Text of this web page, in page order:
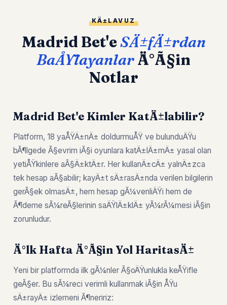
KÄ±LAVUZ
Madrid Bet'eSÄ±fÄ±rdan
BaÅŸlayanlarÄ°Ã§in
Notlar
Madrid Bet'e Kimler KatÄ±labilir?
Platform, 18 yaÅŸÄ±nÄ± doldurmuÅŸ ve bulunduÄŸu
bÃ¶lgede Ã§evrim iÃ§i oyunlara katÄ±lÄ±mÄ± yasal olan
yetiÅŸkinlere aÃ§Ä±ktÄ±r. Her kullanÄ±cÄ± yalnÄ±zca
tek hesap aÃ§abilir; kayÄ±t sÄ±rasÄ±nda verilen bilgilerin
gerÃ§ek olmasÄ±, hem hesap gÃ¼venliÄŸi hem de
Ã¶deme sÃ¼reÃ§lerinin saÄŸlÄ±klÄ± yÃ¼rÃ¼mesi iÃ§in
zorunludur.
Ä°lk Hafta Ä°Ã§in Yol HaritasÄ±
Yeni bir platformda ilk gÃ¼nler Ã§oÄŸunlukla keÅŸifle
geÃ§er. Bu sÃ¼reci verimli kullanmak iÃ§in ÅŸu
sÄ±rayÄ± izlemeni Ã¶neririz: